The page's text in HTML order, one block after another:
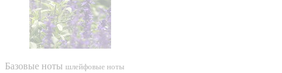
Базовые ноты шлейфовые ноты